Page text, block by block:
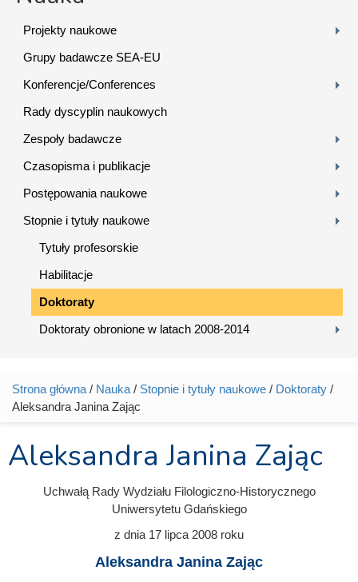
Projekty naukowe
Grupy badawcze SEA-EU
Konferencje/Conferences
Rady dyscyplin naukowych
Zespoły badawcze
Czasopisma i publikacje
Postępowania naukowe
Stopnie i tytuły naukowe
Tytuły profesorskie
Habilitacje
Doktoraty
Doktoraty obronione w latach 2008-2014
Jesteś tutaj
Strona główna / Nauka / Stopnie i tytuły naukowe / Doktoraty /
Aleksandra Janina Zając
Aleksandra Janina Zając
Uchwałą Rady Wydziału Filologiczno-Historycznego
Uniwersytetu Gdańskiego
z dnia 17 lipca 2008 roku
Aleksandra Janina Zając